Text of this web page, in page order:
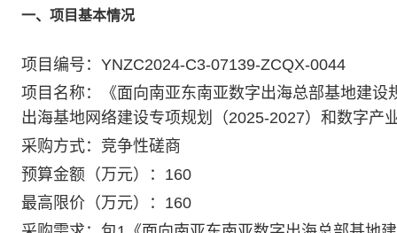
一、项目基本情况
项目编号：YNZC2024-C3-07139-ZCQX-0044
项目名称：《面向南亚东南亚数字出海总部基地建
出海基地网络建设专项规划（2025-2027）和数字产
采购方式：竞争性磋商
预算金额（万元）：160
最高限价（万元）：160